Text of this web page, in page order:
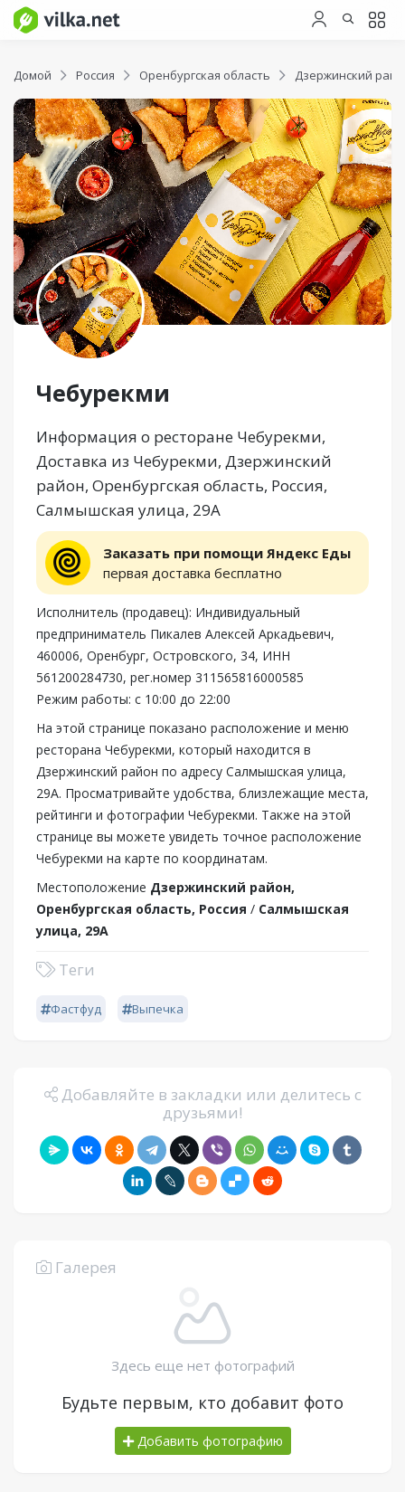
Домой Россия Оренбургская область Дзержинский
Чебурекми
Информация о ресторане Чебурекми,
Доставка из Чебурекми, Дзержинский
район, Оренбургская область, Россия,
Салмышская улица, 29А
Заказать при помощи Яндекс Еды
первая доставка бесплатно
Исполнитель (продавец): Индивидуальный
предприниматель Пикалев Алексей Аркадьевич,
460006, Оренбург, Островского, 34, ИНН
561200284730, рег.номер 311565816000585
Режим работы: с 10:00 до 22:00
На этой странице показано расположение и меню
ресторана Чебурекми, который находится в
Дзержинский район по адресу Салмышская улица,
29А. Просматривайте удобства, близлежащие места,
рейтинги и фотографии Чебурекми. Также на этой
странице вы можете увидеть точное расположение
Чебурекми на карте по координатам.
Местоположение Дзержинский район,
Оренбургская область, Россия / Салмышская
улица, 29А
Теги
Фастфуд Выпечка
Добавляйте в закладки или делитесь с
друзьями!
Галерея
Здесь еще нет фотографий
Будьте первым, кто добавит фото
Добавить фотографию